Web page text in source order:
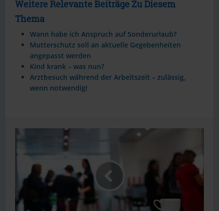
Weitere Relevante Beiträge Zu Diesem
Thema
Wann habe ich Anspruch auf Sonderurlaub?
Mutterschutz soll an aktuelle Gegebenheiten
angepasst werden
Kind krank – was nun?
Arztbesuch während der Arbeitszeit – zulässig,
wenn notwendig!